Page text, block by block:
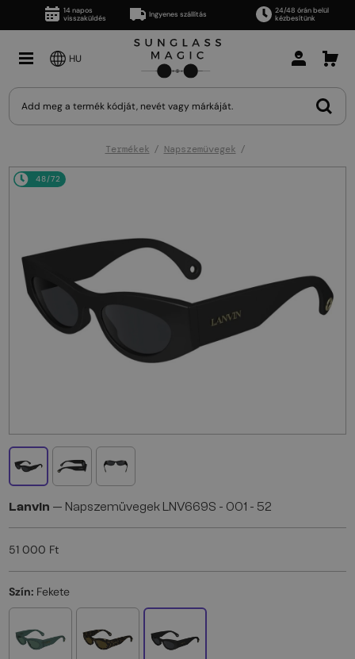
14 napos
visszaküldés
Ingyenes szállítás
24/48 órán belül
kézbesítünk
HU
Termékek Napszemüvegek
48/72
Lanvin — Napszemüvegek LNV669S - 001 - 52
51 000 Ft
Szín: Fekete